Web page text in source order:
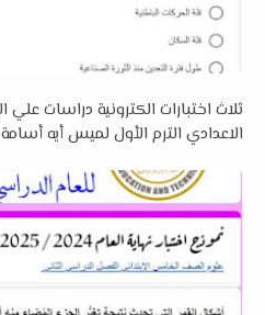
ثلاث اختبارات الكترونية دراسات
الاعدادي الترم الأول لميس أيه أسامة